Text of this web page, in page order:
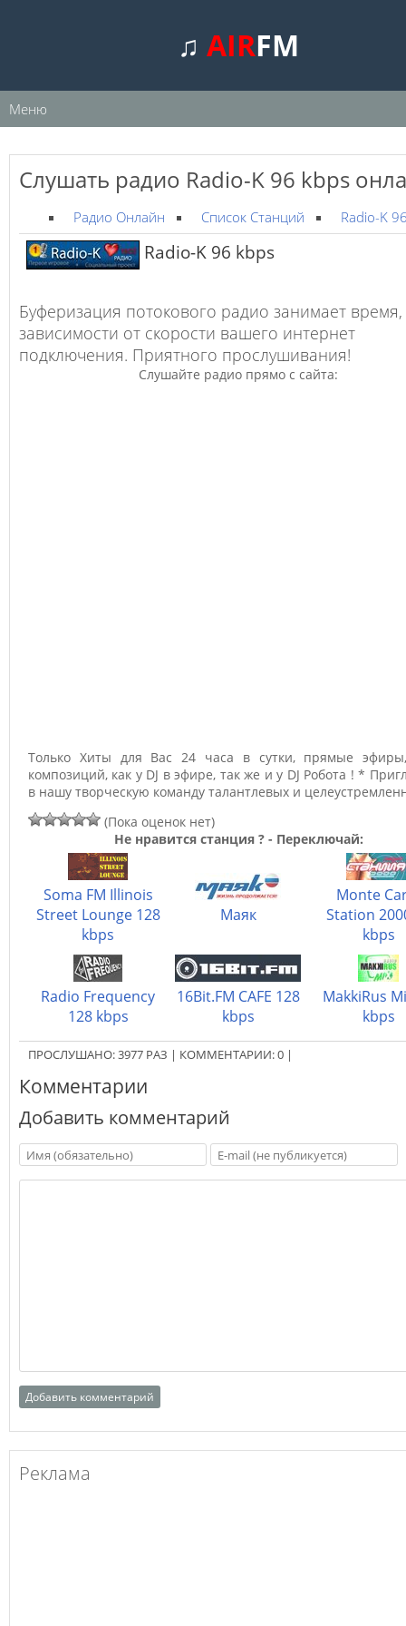
♫AIRFM
Меню
Слушать радио Radio-K 96 kbps
Радио Онлайн Список Станций Radio-K
Radio-K 96 kbps
Буферизация потокового радио занимает время,
зависимости от скорости вашего интернет
подключения. Приятного прослушивания!
Слушайте радио прямо с сайта:
Только Хиты для Вас 24 часа в сутки, прямые
композиций, как у DJ в эфире, так же и у DJ Робота ! *
в нашу творческую команду талантлевых и
(Пока оценок нет)
Не нравится станция ? - Переключай:
Soma FM Illinois
Street Lounge 128
kbps
Маяк
Monte
Station
kbps
Radio Frequency
128 kbps
16Bit.FM CAFE 128
kbps
MakkiRus
kbps
ПРОСЛУШАНО:3977 РАЗ | КОММЕНТАРИИ:0 |
Комментарии
Добавить комментарий
Реклама